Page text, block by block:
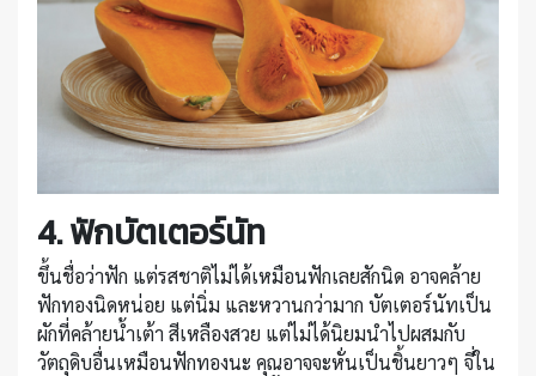
4. ฟักบัตเตอร์นัท
ขึ้นชื่อว่าฟัก แต่รสชาติไม่ได้เหมือนฟักเลยสักนิด อาจคล้าย
ฟักทองนิดหน่อย แต่นิ่ม และหวานกว่ามาก บัตเตอร์นัทเป็น
ผักที่คล้ายน้ำเต้า สีเหลืองสวย แต่ไม่ได้นิยมนำไปผสมกับ
วัตถุดิบอื่นเหมือนฟักทองนะ คุณอาจจะหั่นเป็นชิ้นยาวๆ จี่ใน